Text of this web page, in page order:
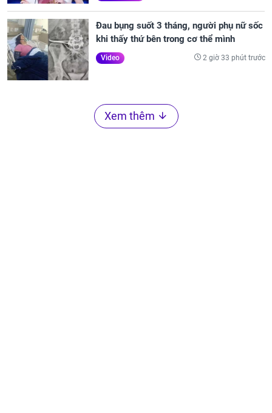
Đau bụng suốt 3 tháng, người phụ nữ sốc
khi thấy thứ bên trong cơ thể mình
Video 2 giờ 33 phút trước
Xem thêm